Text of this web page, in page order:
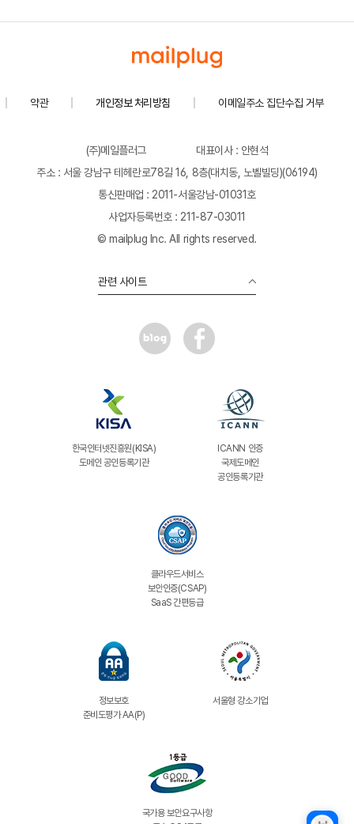
약관 개인정보 처리방침 이메일주소 집단수집 거부
(주)메일플러그
대표이사 : 안현석
주소 : 서울 강남구 테헤란로78길 16, 8층(대치동, 노벨빌딩)(06194)
통신판매업 : 2011-서울강남-01031호
사업자등록번호 : 211-87-03011
© mailplug Inc. All rights reserved.
관련 사이트
한국인터넷진흥원(KISA)
도메인 공인등록기관
ICANN 인증
국제도메인
공인등록기관
클라우드서비스
보안인증(CSAP)
SaaS 간편등급
정보보호
준비도평가 AA(P)
서울형 강소기업
국가용 보안요구사항